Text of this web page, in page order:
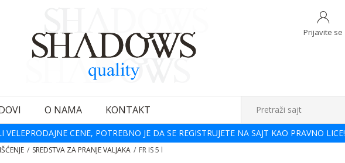
Prijavite se
O NAMA KONTAKT Pretraži sajt
CENE, POTREBNO JE DA SE REGISTRUJETE NA SAJT KAO PRAVNO LICE!
SREDSTVA ZA PRANJE VALJAKA FR IS 5 l